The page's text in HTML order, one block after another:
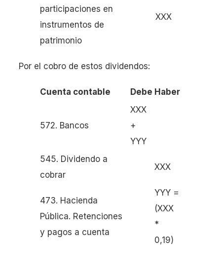
participaciones en
instrumentos de
patrimonio
XXX
Por el cobro de estos dividendos:
Cuenta contable Debe Haber
572. Bancos
XXX
+
YYY
545. Dividendo a
cobrar
XXX
473. Hacienda
Pública. Retenciones
y pagos a cuenta
YYY =
(XXX
*
0,19)